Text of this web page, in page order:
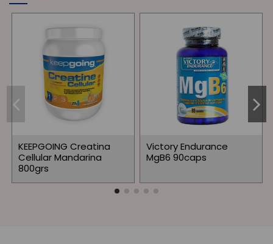
KEEPGOING Creatina
Cellular Mandarina
800grs
Victory Endurance
MgB6 90caps